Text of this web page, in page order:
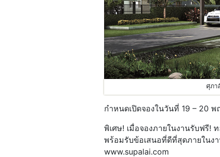
ศุภา
กำหนดเปิดจองในวันที่ 19 – 20
พิเศษ! เมื่อจองภายในงานรับฟรี!
พร้อมรับข้อเสนอที่ดีที่สุดภายในง
www.supalai.com